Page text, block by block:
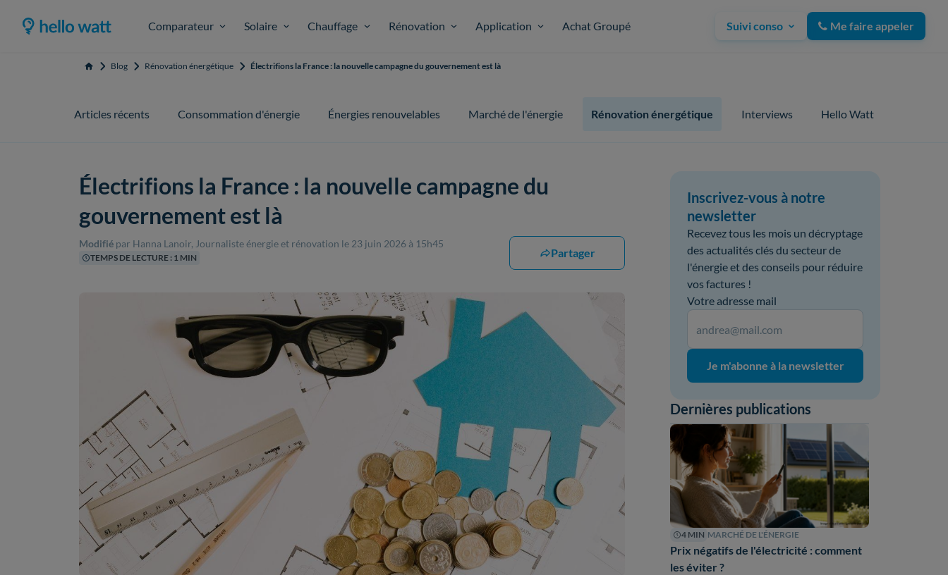
Comparateur Solaire Chauffage Rénovation Application Achat Groupé Suivi conso Me faire appeler
Accueil Blog Rénovation énergétique Électrifions la France : la nouvelle campagne du gouvernement est là
Articles récents Consommation d'énergie Énergies renouvelables Marché de l'énergie Rénovation énergétique Interviews Hello Watt
Électrifions la France : la nouvelle campagne du
gouvernement est là
Modifié par Hanna Lanoir, Journaliste énergie et rénovation le 23 juin 2026 à 15h45
TEMPS DE LECTURE : 1 MIN Partager
Inscrivez-vous à notre
newsletter
Recevez tous les mois un décryptage
des actualités clés du secteur de
l'énergie et des conseils pour réduire
vos factures !
Votre adresse mail
Je m'abonne à la newsletter
Dernières publications
4 MIN MARCHÉ DE L'ÉNERGIE
Prix négatifs de l'électricité : comment
les éviter ?